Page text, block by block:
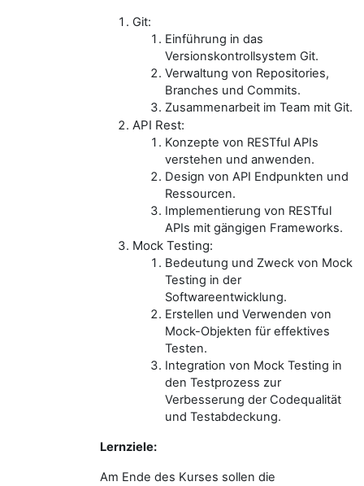
Git:
Einführung in das
Versionskontrollsystem Git.
Verwaltung von Repositories,
Branches und Commits.
Zusammenarbeit im Team mit Git.
API Rest:
Konzepte von RESTful APIs
verstehen und anwenden.
Design von API Endpunkten und
Ressourcen.
Implementierung von RESTful
APIs mit gängigen Frameworks.
Mock Testing:
Bedeutung und Zweck von Mock
Testing in der
Softwareentwicklung.
Erstellen und Verwenden von
Mock-Objekten für effektives
Testen.
Integration von Mock Testing in
den Testprozess zur
Verbesserung der Codequalität
und Testabdeckung.
Lernziele:
Am Ende des Kurses sollen die